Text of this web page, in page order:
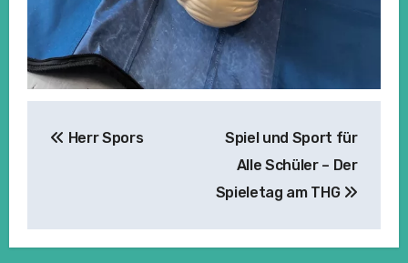
Herr Spors
Spiel und Sport für
Alle Schüler – Der
Spieletag am THG